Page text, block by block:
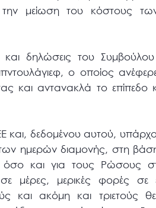
μείωση του κόστους
δηλώσεις του
ο οποίος
και αντανακλά το
και, δεδομένου αυτού,
ημερών διαμονής, στη
και για τους Ρώσους
μέρες, μερικές φορές
και ακόμη και τριετούς